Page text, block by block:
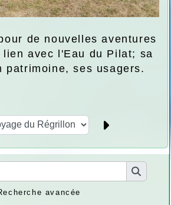
avancée
de nouvelles aventures
lien avec l'Eau du Pilat; sa
patrimoine, ses usagers.